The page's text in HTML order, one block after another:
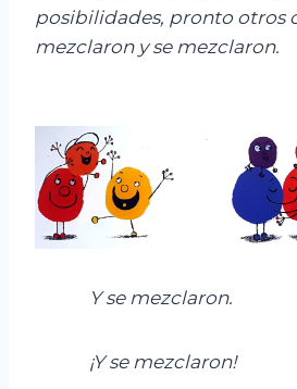
posibilidades, pronto otros
mezclaron y se mezclaron.
Y se mezclaron.
¡Y se mezclaron!